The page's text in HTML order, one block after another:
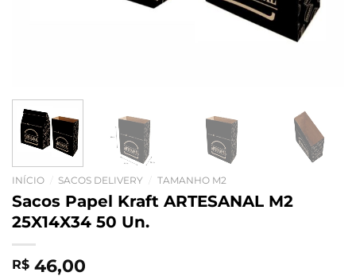
INÍCIO SACOS DELIVERY TAMANHO M2
Sacos Papel Kraft ARTESANAL M2
25X14X34 50 Un.
R$ 46,00